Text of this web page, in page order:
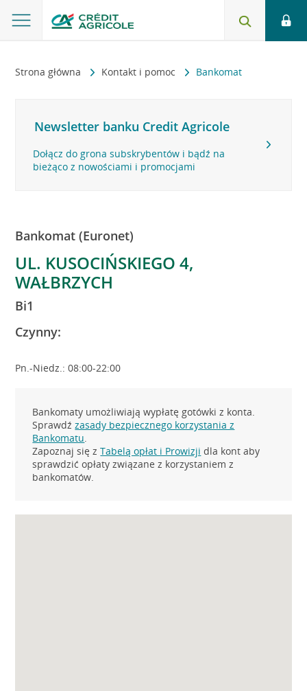
Strona główna Kontakt i pomoc Bankomat
Newsletter banku Credit Agricole
Dołącz do grona subskrybentów i bądź na
bieżąco z nowościami i promocjami
Bankomat (Euronet)
UL. KUSOCIŃSKIEGO 4,
WAŁBRZYCH
Bi1
Czynny:
Pn.-Niedz.: 08:00-22:00
Bankomaty umożliwiają wypłatę gotówki z konta.
Sprawdźzasady bezpiecznego korzystania z
Bankomatu.
Zapoznaj się zTabelą opłat i Prowizji dla kont aby
sprawdzić opłaty związane z korzystaniem z
bankomatów.